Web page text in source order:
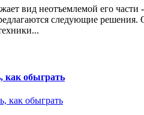
вид неотъемлемой его части -
следующие решения.
как обыграть